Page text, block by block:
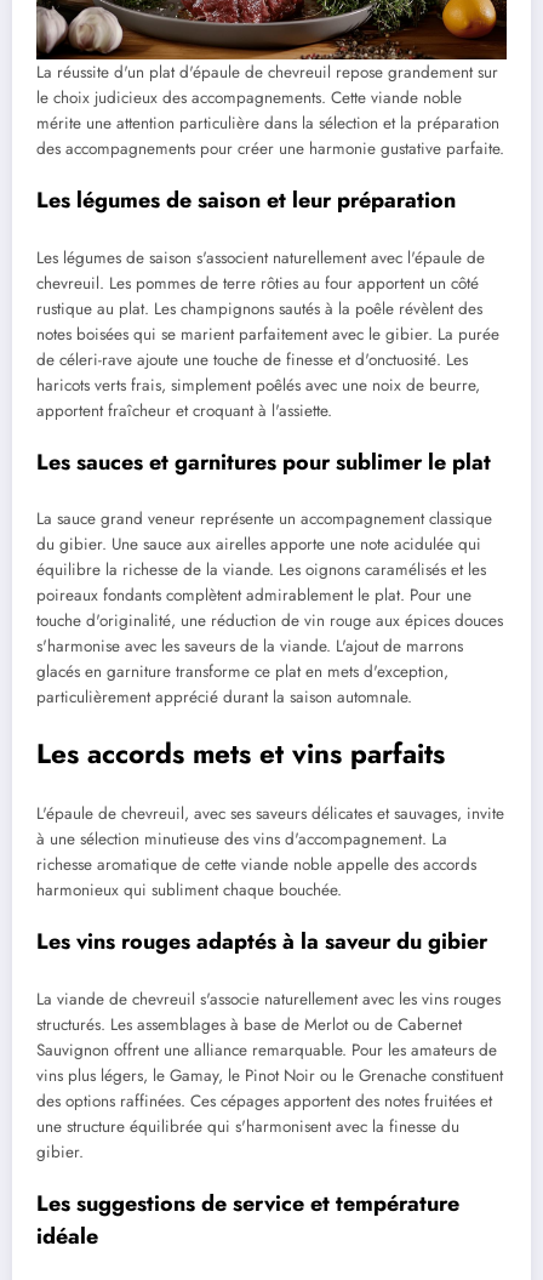
La réussite d'un plat d'épaule de chevreuil repose grandement sur
le choix judicieux des accompagnements. Cette viande noble
mérite une attention particulière dans la sélection et la préparation
des accompagnements pour créer une harmonie gustative parfaite.
Les légumes de saison et leur préparation
Les légumes de saison s'associent naturellement avec l'épaule de
chevreuil. Les pommes de terre rôties au four apportent un côté
rustique au plat. Les champignons sautés à la poêle révèlent des
notes boisées qui se marient parfaitement avec le gibier. La purée
de céleri-rave ajoute une touche de finesse et d'onctuosité. Les
haricots verts frais, simplement poêlés avec une noix de beurre,
apportent fraîcheur et croquant à l'assiette.
Les sauces et garnitures pour sublimer le plat
La sauce grand veneur représente un accompagnement classique
du gibier. Une sauce aux airelles apporte une note acidulée qui
équilibre la richesse de la viande. Les oignons caramélisés et les
poireaux fondants complètent admirablement le plat. Pour une
touche d'originalité, une réduction de vin rouge aux épices douces
s'harmonise avec les saveurs de la viande. L'ajout de marrons
glacés en garniture transforme ce plat en mets d'exception,
particulièrement apprécié durant la saison automnale.
Les accords mets et vins parfaits
L'épaule de chevreuil, avec ses saveurs délicates et sauvages, invite
à une sélection minutieuse des vins d'accompagnement. La
richesse aromatique de cette viande noble appelle des accords
harmonieux qui subliment chaque bouchée.
Les vins rouges adaptés à la saveur du gibier
La viande de chevreuil s'associe naturellement avec les vins rouges
structurés. Les assemblages à base de Merlot ou de Cabernet
Sauvignon offrent une alliance remarquable. Pour les amateurs de
vins plus légers, le Gamay, le Pinot Noir ou le Grenache constituent
des options raffinées. Ces cépages apportent des notes fruitées et
une structure équilibrée qui s'harmonisent avec la finesse du
gibier.
Les suggestions de service et température
idéale